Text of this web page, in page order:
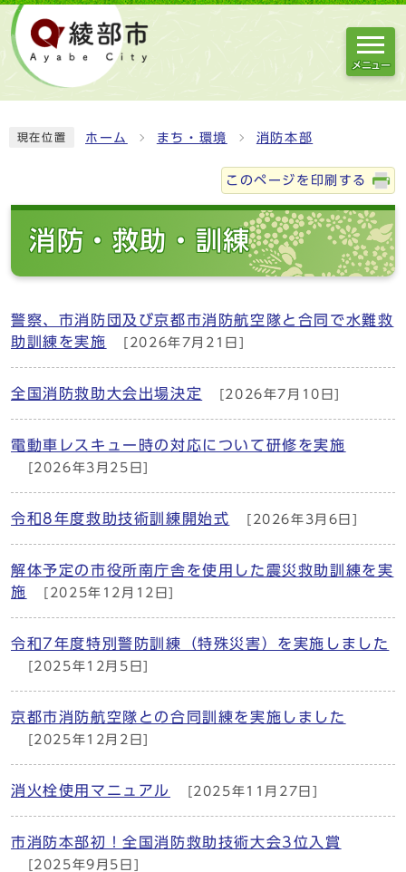
メニュー
現在位置 ホーム まち・環境 消防本部
このページを印刷する
消防・救助・訓練
警察、市消防団及び京都市消防航空隊と合同で水難救
助訓練を実施
[2026年7月21日]
全国消防救助大会出場決定 [2026年7月10日]
電動車レスキュー時の対応について研修を実施
[2026年3月25日]
令和8年度救助技術訓練開始式 [2026年3月6日]
解体予定の市役所南庁舎を使用した震災救助訓練を実
施
[2025年12月12日]
令和7年度特別警防訓練（特殊災害）を実施しました
[2025年12月5日]
京都市消防航空隊との合同訓練を実施しました
[2025年12月2日]
消火栓使用マニュアル [2025年11月27日]
市消防本部初！全国消防救助技術大会3位入賞
[2025年9月5日]